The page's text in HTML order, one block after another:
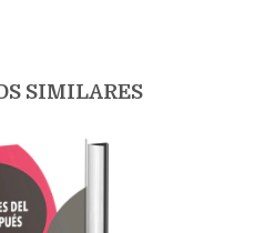
SIMILARES